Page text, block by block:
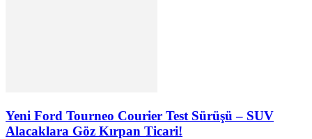
Yeni Ford Tourneo Courier Test Sürüşü – SUV
Alacaklara Göz Kırpan Ticari!